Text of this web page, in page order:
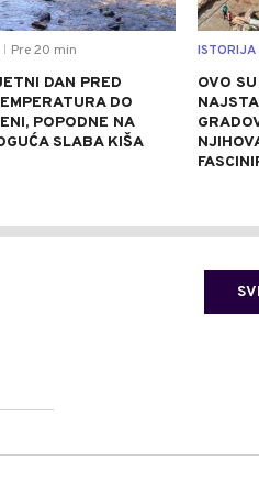
Pre 20 min
DAN PRED
DO
POPODNE NA
SLABA KIŠA
OVO